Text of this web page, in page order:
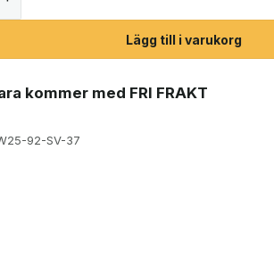
Lägg till i varukorg
kommer med FRI FRAKT
92-SV-37